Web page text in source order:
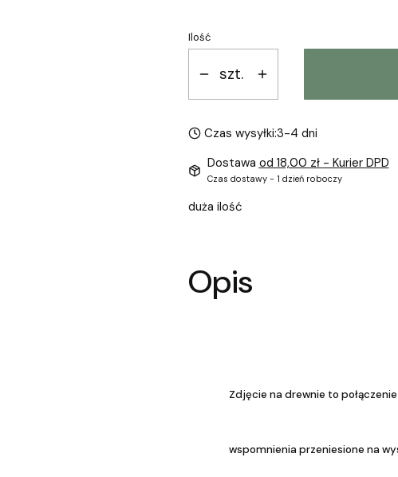
Ilość
szt.
Czas wysyłki:3-4 dni
Dostawa od 18,00 zł - Kurier DPD
Czas dostawy - 1 dzień roboczy
duża ilość
Opis
Zdjęcie na drewnie to
wspomnienia przeniesione na